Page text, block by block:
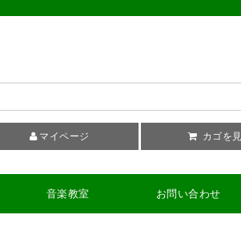
マイページ カゴを
音楽教室 お問い合わせ